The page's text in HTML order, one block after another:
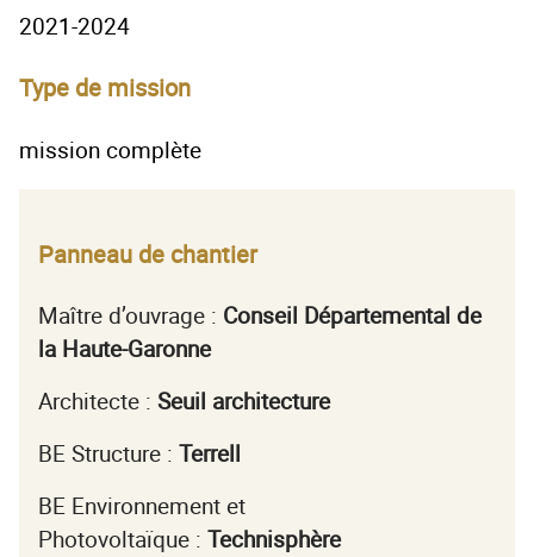
2021-2024
Type de mission
mission complète
Panneau de chantier
Maître d’ouvrage : Conseil Départemental de
la Haute-Garonne
Architecte : Seuil architecture
BE Structure : Terrell
BE Environnement et
Photovoltaïque : Technisphère